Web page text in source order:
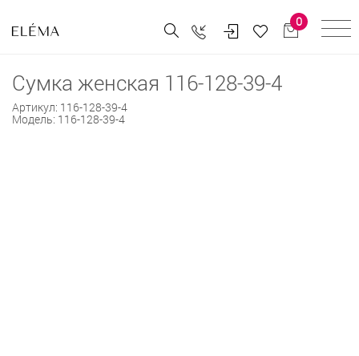
0
Сумка женская 116-128-39-4
Артикул: 116-128-39-4
Модель: 116-128-39-4